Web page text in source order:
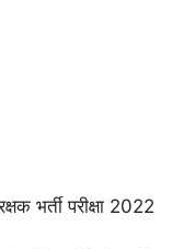
भर्ती परीक्षा 2022